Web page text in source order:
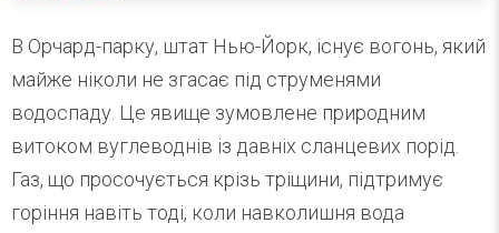
В Орчард-парку, штат Нью-Йорк, існує вогонь, який
майже ніколи не згасає під струменями
водоспаду. Це явище зумовлене природним
витоком вуглеводнів із давніх сланцевих порід.
Газ, що просочується крізь тріщини, підтримує
горіння навіть тоді, коли навколишня вода